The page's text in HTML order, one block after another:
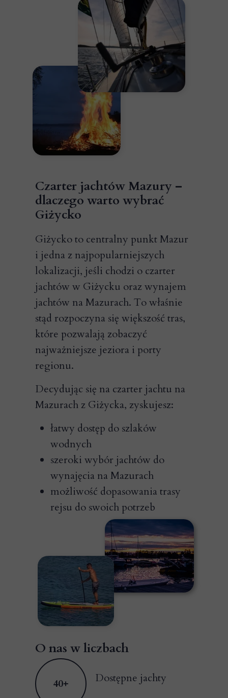
Czarter jachtów Mazury –
dlaczego warto wybrać
Giżycko
Giżycko to centralny punkt Mazur
i jedna z najpopularniejszych
lokalizacji, jeśli chodzi o czarter
jachtów w Giżycku oraz wynajem
jachtów na Mazurach. To właśnie
stąd rozpoczyna się większość tras,
które pozwalają zobaczyć
najważniejsze jeziora i porty
regionu.
Decydując się na czarter jachtu na
Mazurach z Giżycka, zyskujesz:
łatwy dostęp do szlaków
wodnych
szeroki wybór jachtów do
wynajęcia na Mazurach
możliwość dopasowania trasy
rejsu do swoich potrzeb
Dostępne jachty
40+
O nas w liczbach